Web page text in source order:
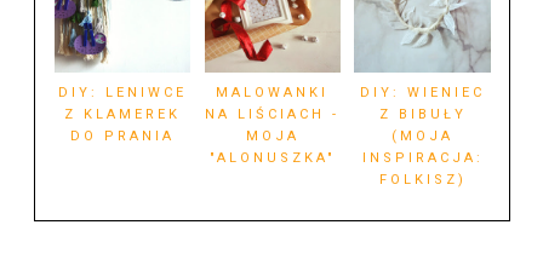
DIY: LENIWCE
Z KLAMEREK
DO PRANIA
MALOWANKI
NA LIŚCIACH -
MOJA
"ALONUSZKA"
DIY: WIENIEC
Z BIBUŁY
(MOJA
INSPIRACJA:
FOLKISZ)